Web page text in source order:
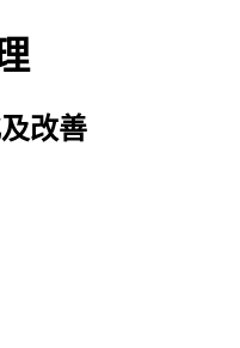
改善